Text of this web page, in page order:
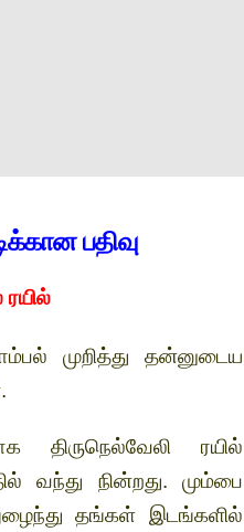
பதிவு
முறித்து தன்னுடைய
திருநெல்வேலி ரயில்
வந்து நின்றது. மும்பை
தங்கள் இடங்களில்